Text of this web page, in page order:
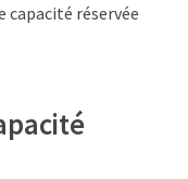
capacité réservée